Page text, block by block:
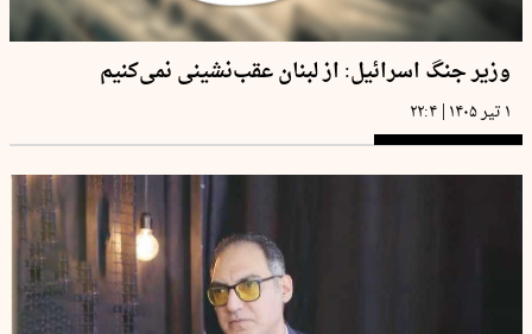
وزیر جنگ اسرائیل: از لبنان عقب‌نشینی نمی‌کنیم
۱ تیر ۱۴۰۵ | ۲۲:۴